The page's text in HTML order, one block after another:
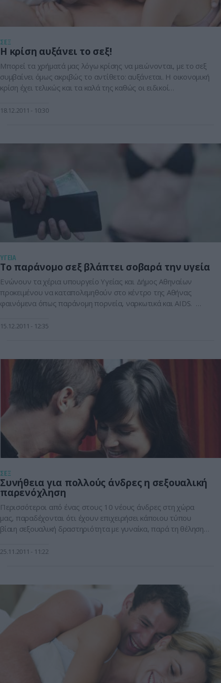
ΣΕΞ
Η κρίση αυξάνει το σεξ!
Μπορεί τα χρήματά μας λόγω κρίσης να μειώνονται, με το σεξ
συμβαίνει όμως ακριβώς το αντίθετο: αυξάνεται. Η οικονομική
κρίση έχει τελικώς και τα καλά της καθώς οι ειδικοί
δραστηριοτήτων στους Έλληνες. Όπως προέκυψε από έρευνα
18.12.2011 10:30
ΥΓΕΙΑ
Το παράνομο σεξ βλάπτει σοβαρά την υγεία
Ενώνουν τα χέρια υπουργείο Υγείας και Δήμος Αθηναίων
προκειμένου να καταπολεμηθούν στο κέντρο της Αθήνας
φαινόμενα όπως παράνομη πορνεία, ναρκωτικά και AIDS.
υπουργείο Υγείας, για την αντιμετώπιση της παράνομης
15.12.2011 12:35
ΣΕΞ
Συνήθεια για πολλούς άνδρες η σεξουαλική
παρενόχληση
Περισσότεροι από ένας στους 10 νέους άνδρες στη χώρα
μας, παραδέχονται ότι έχουν επιχειρήσει κάποιου τύπου
βίαιη σεξουαλική δραστηριότητα με γυναίκα, παρά τη θέληση
ηλικίας 18-25 ετών, δηλώνουν ότι έχουν ενοχλήσει
25.11.2011 11:22